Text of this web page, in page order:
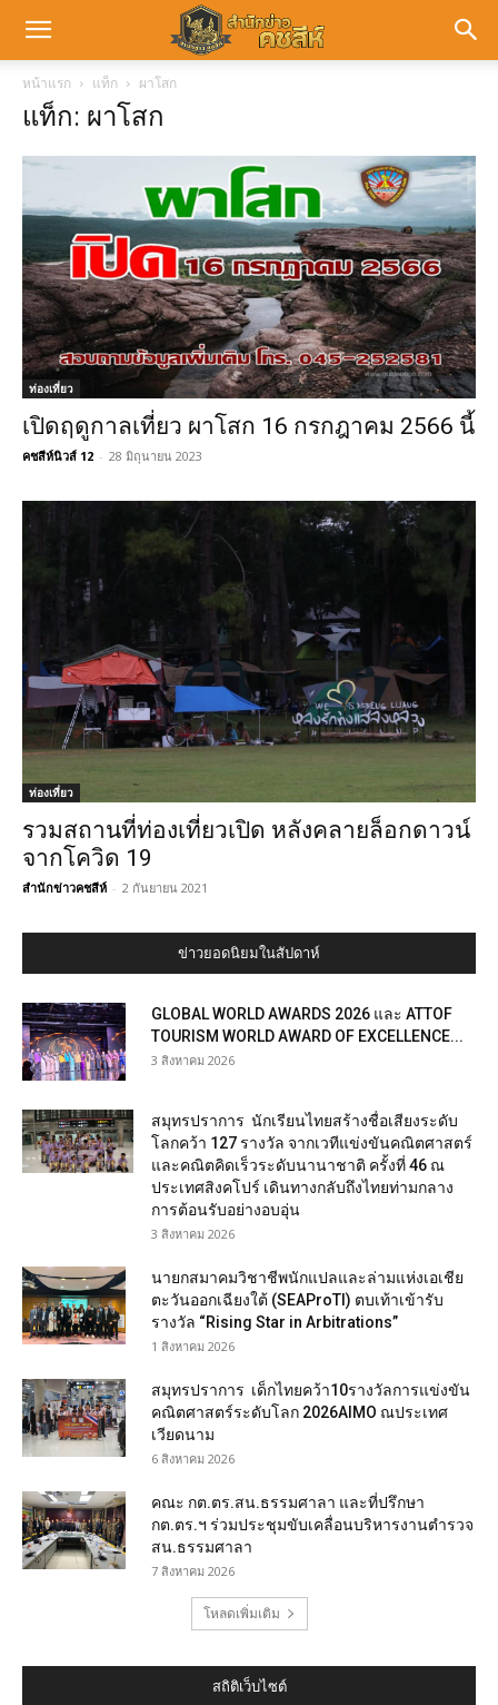
หน้าแรก แท็ก ผาโสก
แท็ก: ผาโสก
ท่องเที่ยว
เปิดฤดูกาลเที่ยว ผาโสก 16 กรกฎาคม 2566 นี้
คชสีห์นิวส์ 12 - 28 มิถุนายน 2023
ท่องเที่ยว
รวมสถานที่ท่องเที่ยวเปิด หลังคลายล็อกดาวน์
จากโควิด 19
สำนักข่าวคชสีห์ - 2 กันยายน 2021
ข่าวยอดนิยมในสัปดาห์
GLOBAL WORLD AWARDS 2026 และ ATTOF
TOURISM WORLD AWARD OF EXCELLENCE...
3 สิงหาคม 2026
สมุทรปราการ นักเรียนไทยสร้างชื่อเสียงระดับ
โลกคว้า 127 รางวัล จากเวทีแข่งขันคณิตศาสตร์
และคณิตคิดเร็วระดับนานาชาติ ครั้งที่ 46 ณ
ประเทศสิงคโปร์ เดินทางกลับถึงไทยท่ามกลาง
การต้อนรับอย่างอบอุ่น
3 สิงหาคม 2026
นายกสมาคมวิชาชีพนักแปลและล่ามแห่งเอเชีย
ตะวันออกเฉียงใต้ (SEAProTI) ตบเท้าเข้ารับ
รางวัล “Rising Star in Arbitrations”
1 สิงหาคม 2026
สมุทรปราการ เด็กไทยคว้า10รางวัลการแข่งขัน
คณิตศาสตร์ระดับโลก 2026AIMO ณประเทศ
เวียดนาม
6 สิงหาคม 2026
คณะ กต.ตร.สน.ธรรมศาลา และที่ปรึกษา
กต.ตร.ฯ ร่วมประชุมขับเคลื่อนบริหารงานตำรวจ
สน.ธรรมศาลา
7 สิงหาคม 2026
โหลดเพิ่มเติม
สถิติเว็บไซต์